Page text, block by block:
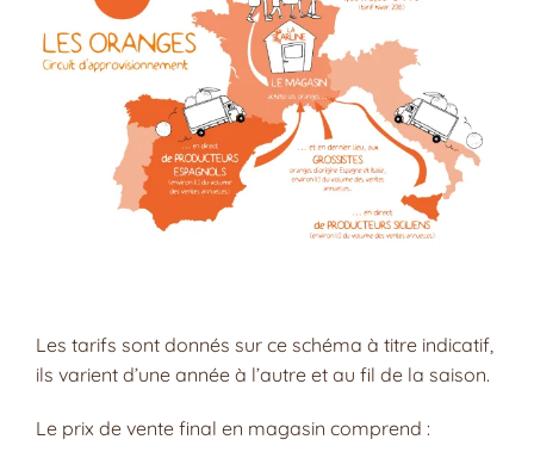
Les tarifs sont donnés sur ce schéma à titre indicatif,
ils varient d’une année à l’autre et au fil de la saison.
Le prix de vente final en magasin comprend :